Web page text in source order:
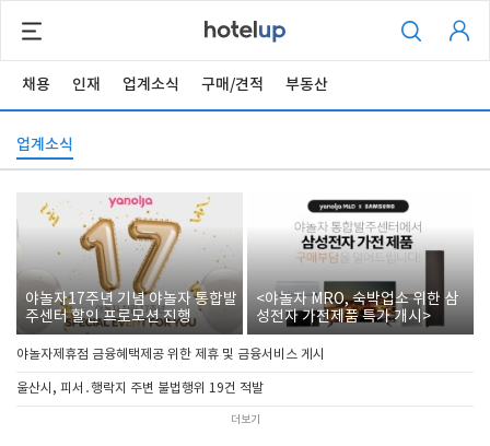
채용 인재 업계소식 구매/견적 부동산
업계소식
야놀자17주년 기념 야놀자 통합발
주센터 할인 프로모션 진행
<야놀자 MRO, 숙박업소 위한 삼
성전자 가전제품 특가 개시>
야놀자제휴점 금융혜택제공 위한 제휴 및 금융서비스 게시
울산시, 피서․행락지 주변 불법행위 19건 적발
더보기